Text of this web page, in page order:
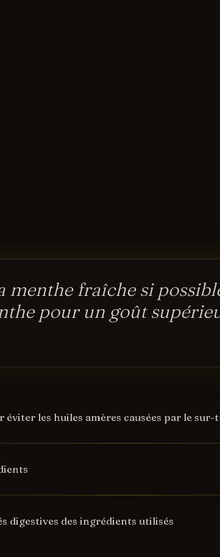
menthe fraîche si
pour un goût
les huiles amères causées par le sur-
digestives des ingrédients utilisés